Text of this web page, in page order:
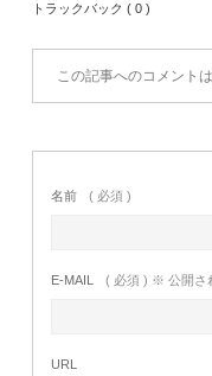
トラックバック ( 0 )
この記事へのコメント
名前 ( 必須 )
E-MAIL ( 必須 ) ※ 公開さ
URL